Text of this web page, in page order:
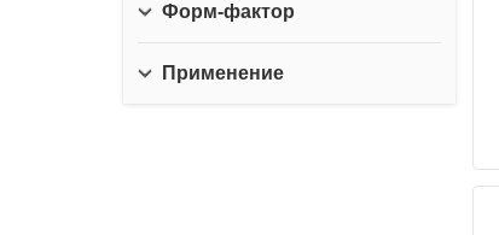
Форм-фактор
Применение